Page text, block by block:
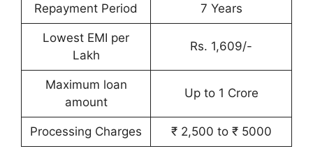
Repayment Period 7 Years
Lowest EMI per
Lakh
Rs. 1,609/-
Maximum loan
amount
Up to 1 Crore
Processing Charges ₹ 2,500 to ₹ 5000